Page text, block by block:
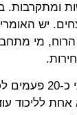
ומתקרבות.
יש
הרוח, מי
בימי חלדי
אחת לליכוד